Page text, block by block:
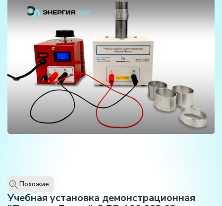
T Похожие
Учебная установка демонстрационная